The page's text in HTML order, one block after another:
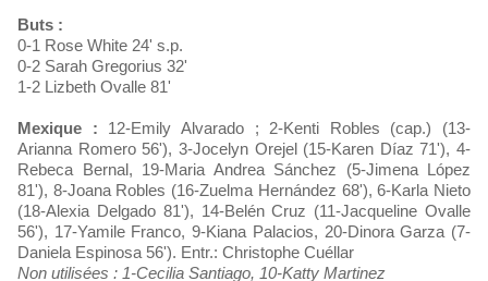
Buts :
0-1 Rose White 24' s.p.
0-2 Sarah Gregorius 32'
1-2 Lizbeth Ovalle 81'
Mexique : 12-Emily Alvarado ; 2-Kenti Robles (cap.) (13-
Arianna Romero 56'), 3-Jocelyn Orejel (15-Karen Díaz 71'), 4-
Rebeca Bernal, 19-Maria Andrea Sánchez (5-Jimena López
81'), 8-Joana Robles (16-Zuelma Hernández 68'), 6-Karla Nieto
(18-Alexia Delgado 81'), 14-Belén Cruz (11-Jacqueline Ovalle
56'), 17-Yamile Franco, 9-Kiana Palacios, 20-Dinora Garza (7-
Daniela Espinosa 56'). Entr.: Christophe Cuéllar
Non utilisées : 1-Cecilia Santiago, 10-Katty Martinez